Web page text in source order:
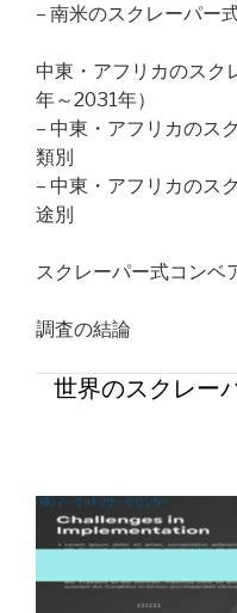
– 南米のスクレーパー
中東・アフリカのスク
年～2031年）
– 中東・アフリカのス
類別
– 中東・アフリカのス
途別
スクレーパー式コンベ
調査の結論
世界のスクレー